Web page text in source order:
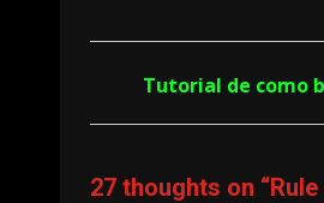
Tutorial de como
27 thoughts on “